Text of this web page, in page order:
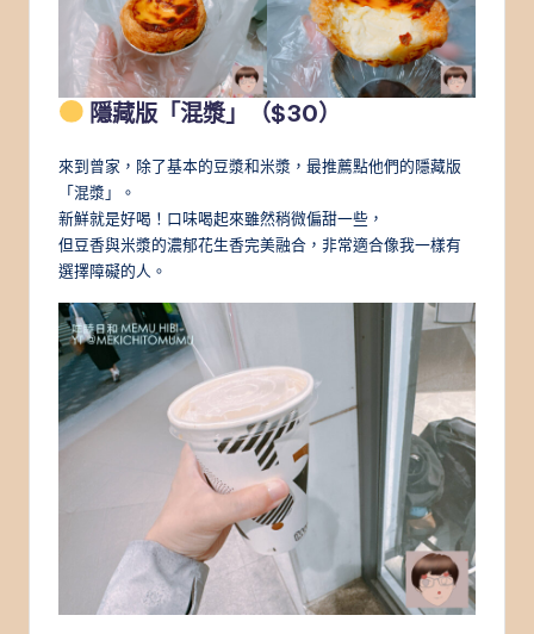
隱藏版「混漿」（$30）
來到曾家，除了基本的豆漿和米漿，最推薦點他們的隱藏版
「混漿」。
新鮮就是好喝！口味喝起來雖然稍微偏甜一些，
但豆香與米漿的濃郁花生香完美融合，非常適合像我一樣有
選擇障礙的人。